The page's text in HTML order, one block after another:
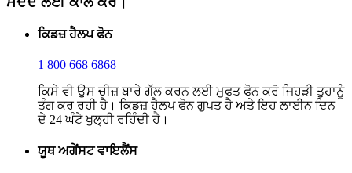
ਕਿਡਜ਼ ਹੈਲਪ ਫੋਨ
1 800 668 6868
ਕਿਸੇ ਵੀ ਉਸ ਚੀਜ਼ ਬਾਰੇ ਗੱਲ ਕਰਨ ਲਈ ਮੁਫਤ ਫੋਨ ਕਰੋ ਜਿਹੜੀ ਤੁਹਾਨੂੰ
ਤੰਗ ਕਰ ਰਹੀ ਹੈ। ਕਿਡਜ਼ ਹੈਲਪ ਫੋਨ ਗੁਪਤ ਹੈ ਅਤੇ ਇਹ ਲਾਈਨ ਦਿਨ
ਦੇ 24 ਘੰਟੇ ਖੁਲ੍ਹੀ ਰਹਿੰਦੀ ਹੈ।
ਯੂਥ ਅਗੇਂਸਟ ਵਾਇਲੈਂਸ